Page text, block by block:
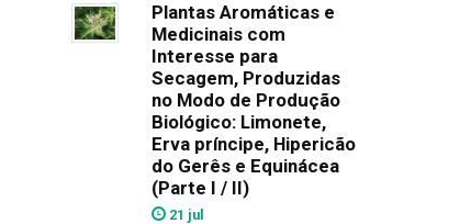
Plantas Aromáticas e
Medicinais com
Interesse para
Secagem, Produzidas
no Modo de Produção
Biológico: Limonete,
Erva príncipe, Hipericão
do Gerês e Equinácea
(Parte I / II)
21 jul